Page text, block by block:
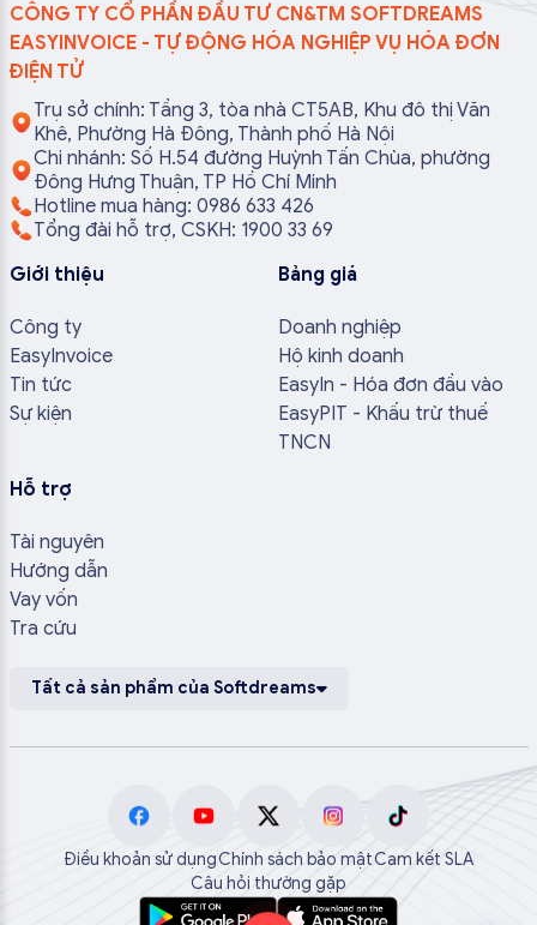
CÔNG TY CỔ PHẦN ĐẦU TƯ CN&TM SOFTDREAMS
EASYINVOICE - TỰ ĐỘNG HÓA NGHIỆP VỤ HÓA ĐƠN
ĐIỆN TỬ
Trụ sở chính: Tầng 3, tòa nhà CT5AB, Khu đô thị Văn
Khê, Phường Hà Đông, Thành phố Hà Nội
Chi nhánh: Số H.54 đường Huỳnh Tấn Chùa, phường
Đông Hưng Thuận, TP Hồ Chí Minh
Hotline mua hàng: 0986 633 426
Tổng đài hỗ trợ, CSKH: 1900 33 69
Giới thiệu
Công ty
EasyInvoice
Tin tức
Sự kiện
Bảng giá
Doanh nghiệp
Hộ kinh doanh
EasyIn - Hóa đơn đầu vào
EasyPIT - Khấu trừ thuế
TNCN
Hỗ trợ
Tài nguyên
Hướng dẫn
Vay vốn
Tra cứu
Tất cả sản phẩm của Softdreams
Điều khoản sử dụngChính sách bảo mậtCam kết SLA
Câu hỏi thường gặp